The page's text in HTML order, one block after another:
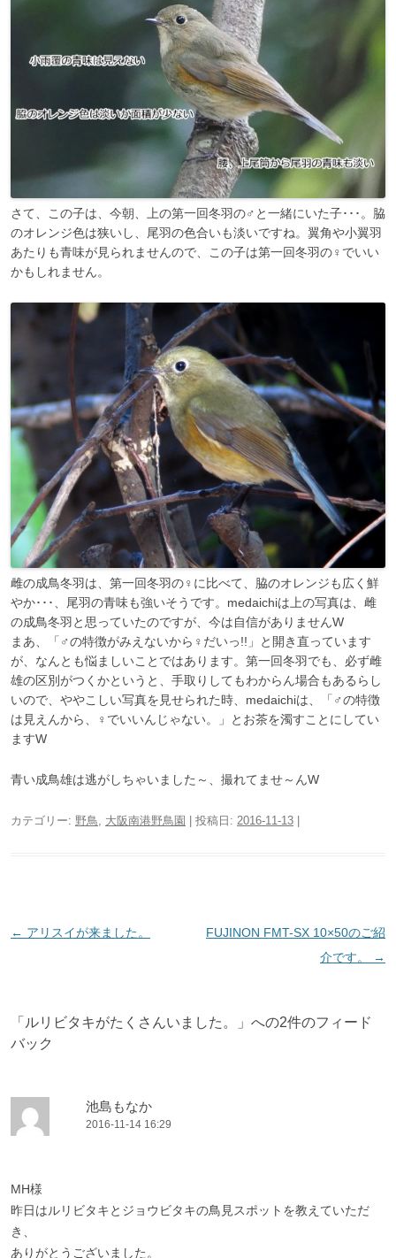
さて、この子は、今朝、上の第一回冬羽の♂と一緒にいた子･･･。脇
のオレンジ色は狭いし、尾羽の色合いも淡いですね。翼角や小翼羽
あたりも青味が見られませんので、この子は第一回冬羽の♀でいい
かもしれません。
雌の成鳥冬羽は、第一回冬羽の♀に比べて、脇のオレンジも広く鮮
やか･･･、尾羽の青味も強いそうです。medaichiは上の写真は、雌
の成鳥冬羽と思っていたのですが、今は自信がありませんW
まあ、「♂の特徴がみえないから♀だいっ!!」と開き直っています
が、なんとも悩ましいことではあります。第一回冬羽でも、必ず雌
雄の区別がつくかというと、手取りしてもわからん場合もあるらし
いので、ややこしい写真を見せられた時、medaichiは、「♂の特徴
は見えんから、♀でいいんじゃない。」とお茶を濁すことにしてい
ますW
青い成鳥雄は逃がしちゃいました～、撮れてませ～んW
カテゴリー: 野鳥, 大阪南港野鳥園 | 投稿日: 2016-11-13
投
ン
← アリスイが来ました。
FUJINON FMT-SX 10×50のご紹
介です。
→
「 ルリビタキがたくさんいました。
」への2件のフィード
バック
池島もなか
2016-11-14 16:29
MH様
昨日はルリビタキとジョウビタキの鳥見スポットを教えていただ
き、
ありがとうございました。